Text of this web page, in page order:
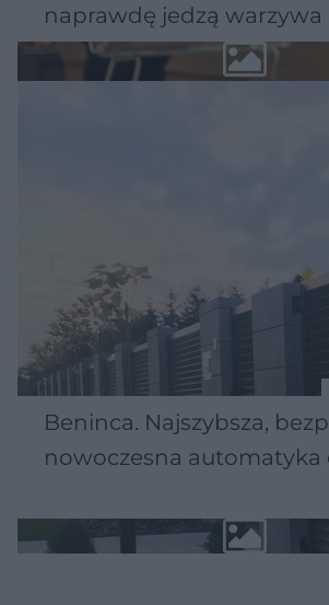
naprawdę jedzą warzywa
Beninca. Najszybsza,
nowoczesna automatyka